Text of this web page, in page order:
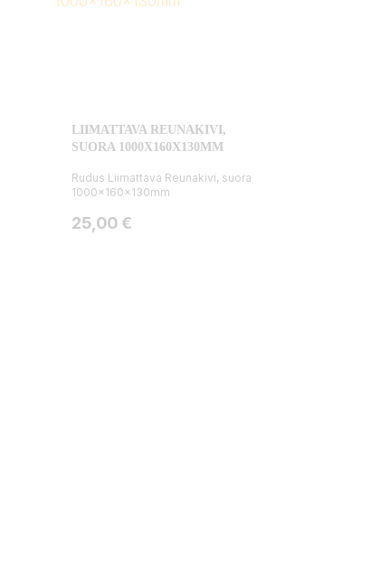
LIIMATTAVA REUNAKIVI,
SUORA 1000X160X130MM
Rudus Liimattava Reunakivi, suora
1000x160x130mm
Hinta
25,00 €